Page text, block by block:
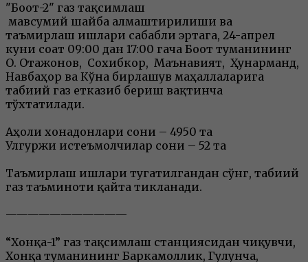
"Боғот-2" газ тақсимлаш
мавсумий шайба алмаштирилиши ва
таъмирлаш ишлари сабабли эртага, 24-апрел
куни соат 09:00 дан 17:00 гача Боғот туманининг
О. Отажонов, Сохибкор, Маънавият, Ҳунарманд,
Навбаҳор ва Кўна бирлашув маҳаллаларига
табиий газ етказиб бериш вақтинча
тўхтатилади.
Аҳоли хонадонлари сони – 4950 та
Улгуржи истеъмолчилар сони – 52 та
Таъмирлаш ишлари тугатилгандан сўнг, табиий
газ таъминоти қайта тикланади.
———————————
“Хонқа-1” газ тақсимлаш станциясидан чиқувчи,
Хонқа туманининг Баркамоллик, Гулғунча,